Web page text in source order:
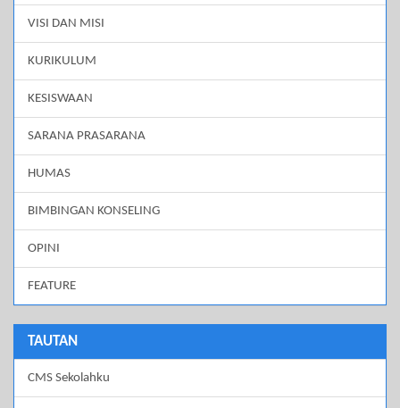
VISI DAN MISI
KURIKULUM
KESISWAAN
SARANA PRASARANA
HUMAS
BIMBINGAN KONSELING
OPINI
FEATURE
TAUTAN
CMS Sekolahku